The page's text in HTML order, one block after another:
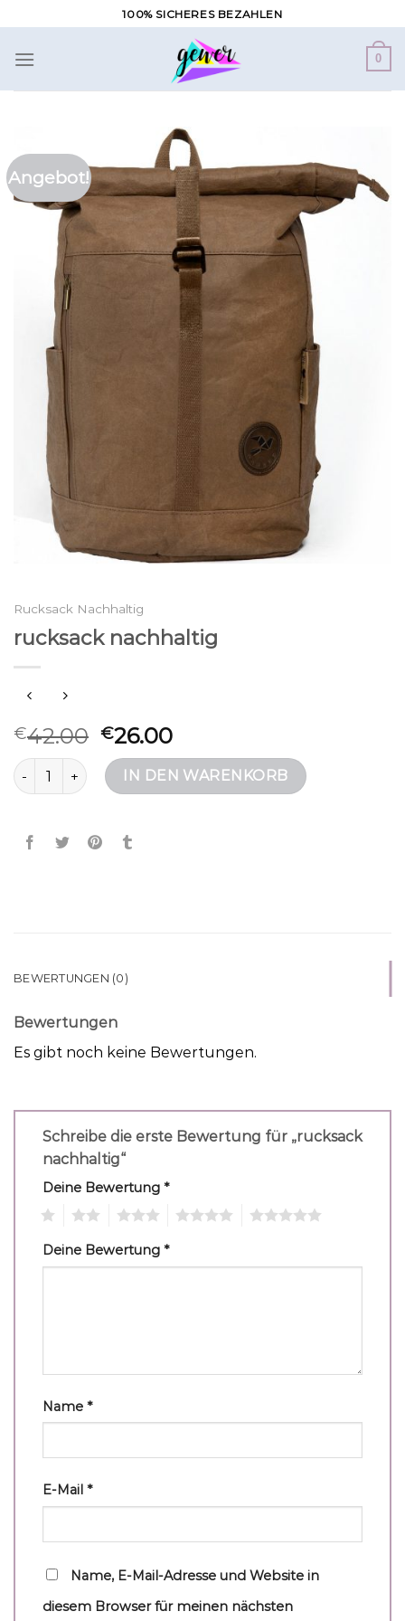
Inhalt
springen
100% SICHERES BEZAHLEN
0
Angebot!
Rucksack Nachhaltig
rucksack nachhaltig
€42.00 €26.00
rucksack nachhaltig MengeIN DEN WARENKORB
BEWERTUNGEN (0)
Bewertungen
Es gibt noch keine Bewertungen.
Schreibe die erste Bewertung für „rucksack
nachhaltig“
Deine Bewertung *
Deine Bewertung *
Name *
E-Mail *
Name, E-Mail-Adresse und Website in
diesem Browser für meinen nächsten